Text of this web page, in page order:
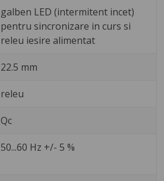
galben LED (intermitent incet)
pentru sincronizare in curs si
releu iesire alimentat
22.5 mm
releu
Qc
50...60 Hz +/- 5 %